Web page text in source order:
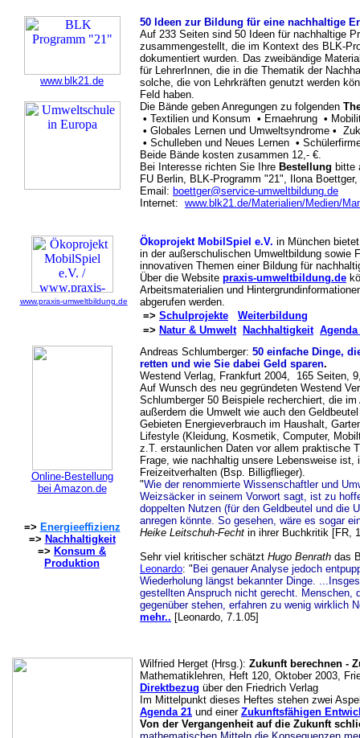
www.blk21.de
50 Ideen zur Bildung für eine nachhaltige
Auf 233 Seiten sind 50 Ideen für nachhaltige
zusammengestellt, die im Kontext des BLK-
dokumentiert wurden. Das zweibändige
für LehrerInnen, die in die Thematik der
solche, die von Lehrkräften genutzt werden
Feld haben.
Die Bände geben Anregungen zu folgenden
• Textilien und Konsum • Ernaehrung •
• Globales Lernen und Umweltsyndrome •
• Schulleben und Neues Lernen •
Beide Bände kosten zusammen 12,- €.
Bei Interesse richten Sie Ihre Bestellung bitte
FU Berlin, BLK-Programm "21", Ilona
Email: boettger@service-umweltbildung.de
Internet: www.blk21.de/Materialien/Medien/
www.praxis-umweltbildung.de
Ökoprojekt MobilSpiel e.V. in München
in der außerschulischen Umweltbildung sowie
innovativen Themen einer Bildung für
Über die Website praxis-umweltbildung.de
Arbeitsmaterialien und
abgerufen werden.
=> Schulprojekte
Weiterbildung
=> Natur & Umwelt Nachhaltigkeit
Online-Bestellung
bei Amazon.de
=> Energieeffizienz
=> Nachhaltigkeit
=> Konsum &
Produktion
Andreas Schlumberger: 50 einfache Dinge,
retten und wie Sie dabei Geld sparen.
Westend Verlag, Frankfurt 2004, 165 Seiten,
Auf Wunsch des neu gegründeten Westend
Schlumberger 50 Beispiele recherchiert, die
außerdem die Umwelt wie auch den
Gebieten Energieverbrauch im Haushalt,
Lifestyle (Kleidung, Kosmetik, Computer,
z.T. erstaunlichen Daten vor allem praktische
Frage, wie nachhaltig unsere Lebensweise ist,
Freizeitverhalten (Bsp. Billigflieger).
"Wie der renommierte Wissenschaftler und
Weizsäcker in seinem Vorwort sagt, ist zu
doppelten Nutzen (für den Geldbeutel und die
anregen könnte. So gesehen, wäre es sogar
Heike Leitschuh-Fecht in ihrer Buchkritik [FR,
Sehr viel kritischer schätzt Hugo Benrath das
Leonardo: " Bei genauer Analyse jedoch
Wiederholung längst bekannter Dinge.
gestellten Anspruch nicht gerecht. Menschen,
gegenüber stehen, erfahren zu wenig wirklich
mehr.. [Leonardo, 7.1.05]
Wilfried Herget (Hrsg.): Zukunft berechnen -
Mathematiklehren, Heft 120, Oktober 2003,
Direktbezug über den Friedrich Verlag
Im Mittelpunkt dieses Heftes stehen zwei
Agenda 21 und einer Zukunftsfähigen
Von der Vergangenheit auf die Zukunft